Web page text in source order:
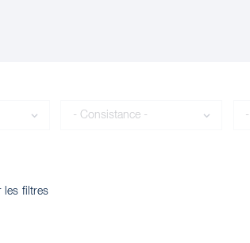
Consistance
les filtres